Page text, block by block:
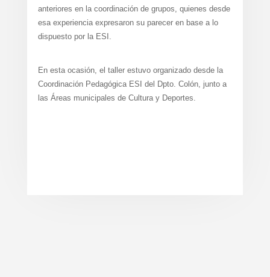
anteriores en la coordinación de grupos, quienes desde
esa experiencia expresaron su parecer en base a lo
dispuesto por la ESI.
En esta ocasión, el taller estuvo organizado desde la
Coordinación Pedagógica ESI del Dpto. Colón, junto a
las Áreas municipales de Cultura y Deportes.